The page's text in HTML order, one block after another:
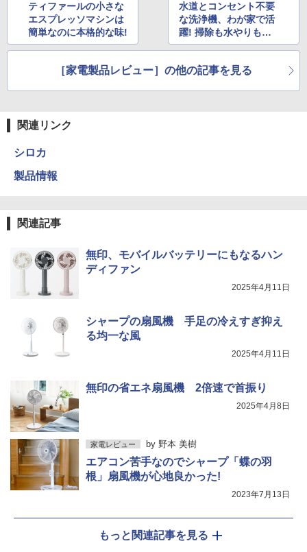
ティファールの小さな
エスプレッソマシンは
簡単なのに本格的な味!
水道とコンセント不要
な洗浄機、わが家で活
躍! 掃除も水やりも楽
しい
［家電製品レビュー］の他の記事を見る
関連リンク
シロカ
製品情報
関連記事
無印、モバイルバッテリーにもなるハン
ディファン
2025年4月11日
シャープの扇風機 手足の冷えすぎ抑え
る均一な風
2025年4月11日
無印の省エネ扇風機 2倍速で首振り
2025年4月8日
家電レビュー by 野本 美樹
エアコン苦手なのでシャープ「蝶の羽
根」扇風機が心地良かった!
2023年7月13日
もっと関連記事を見る